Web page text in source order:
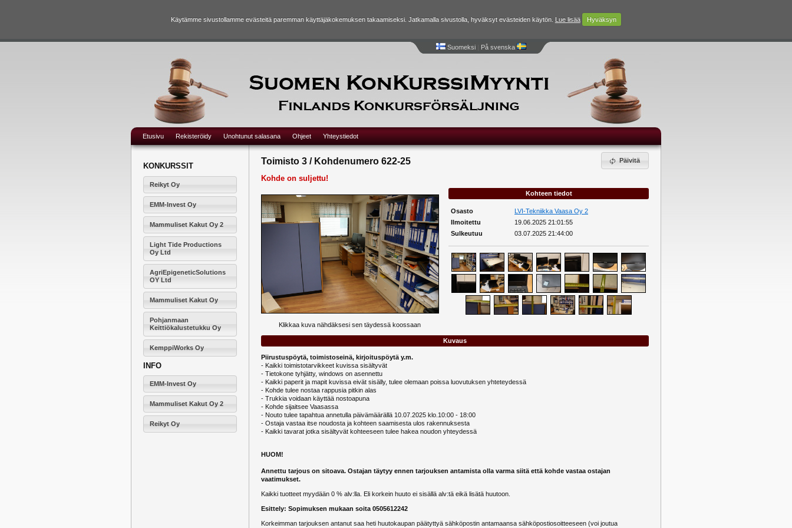
Käytämme sivustollamme evästeitä paremman käyttäjäkokemuksen takaamiseksi. Jatkamalla sivustolla, hyväksyt evästeiden käytön. Lue lisää Hyväksyn
Suomeksi| På svenska
Etusivu Rekisteröidy Unohtunut salasana Ohjeet Yhteystiedot
KONKURSSIT
Reikyt Oy
EMM-Invest Oy
Mammuliset Kakut Oy 2
Light Tide Productions
Oy Ltd
AgriEpigeneticSolutions
OY Ltd
Mammuliset Kakut Oy
Pohjanmaan
Keittiökalustetukku Oy
KemppiWorks Oy
INFO
EMM-Invest Oy
Mammuliset Kakut Oy 2
Reikyt Oy
Päivitä
Toimisto 3 / Kohdenumero 622-25
Kohde on suljettu!
Klikkaa kuva nähdäksesi sen täydessä koossaan
Kohteen tiedot
Osasto
LVI-Tekniikka Vaasa Oy 2
Ilmoitettu
19.06.2025 21:01:55
Sulkeutuu
03.07.2025 21:44:00
Kuvaus
Piirustuspöytä, toimistoseinä, kirjoituspöytä y.m.
- Kaikki toimistotarvikkeet kuvissa sisältyvät
- Tietokone tyhjätty, windows on asennettu
- Kaikki paperit ja mapit kuvissa eivät sisälly, tulee olemaan poissa luovutuksen yhteteydessä
- Kohde tulee nostaa rappusia pitkin alas
- Trukkia voidaan käyttää nostoapuna
- Kohde sijaitsee Vaasassa
- Nouto tulee tapahtua annetulla päivämäärällä 10.07.2025 klo.10:00 - 18:00
- Ostaja vastaa itse noudosta ja kohteen saamisesta ulos rakennuksesta
- Kaikki tavarat jotka sisältyvät kohteeseen tulee hakea noudon yhteydessä
HUOM!
Annettu tarjous on sitoava. Ostajan täytyy ennen tarjouksen antamista olla varma siitä että kohde vastaa ostajan
vaatimukset.
Kaikki tuotteet myydään 0 % alv:lla. Eli korkein huuto ei sisällä alv:tä eikä lisätä huutoon.
Esittely: Sopimuksen mukaan soita 0505612242
Korkeimman tarjouksen antanut saa heti huutokaupan päätyttyä sähköpostin antamaansa sähköpostiosoitteeseen (voi joutua